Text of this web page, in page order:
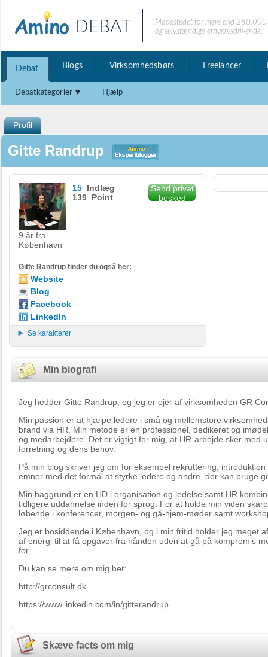
DEBAT
Mødestedet for mere end
og selvstændige erhvervsdrivende.
Debat Blogs Virksomhedsbørs Freelancer
Debatkategorier Hjælp
Profil
Gitte Randrup
9 år fra
København
15 Indlæg
139 Point
Send privat
besked
Gitte Randrup finder du også her:
Website
Blog
Facebook
LinkedIn
Se karakterer
Min biografi
Jeg hedder Gitte Randrup, og jeg er ejer af virksomheden GR
Min passion er at hjælpe ledere i små og mellemstore
brand via HR. Min metode er en professionel, dedikeret og
og medarbejdere. Det er vigtigt for mig, at HR-arbejde sker med
forretning og dens behov.
På min blog skriver jeg om for eksempel rekruttering,
emner med det formål at styrke ledere og andre, der kan bruge
Min baggrund er en HD i organisation og ledelse samt HR
tidligere uddannelse inden for sprog. For at holde min viden
løbende i konferencer, morgen- og gå-hjem-møder samt
Jeg er bosiddende i København, og i min fritid holder jeg meget
af energi til at få opgaver fra hånden uden at gå på kompromis
for.
Du kan se mere om mig her:
http://grconsult.dk
https://www.linkedin.com/in/gitterandrup
Skæve facts om mig